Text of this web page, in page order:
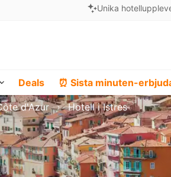
Unika
Deals ⏰ Sista minuten-
d'Azur Hotell i Istres